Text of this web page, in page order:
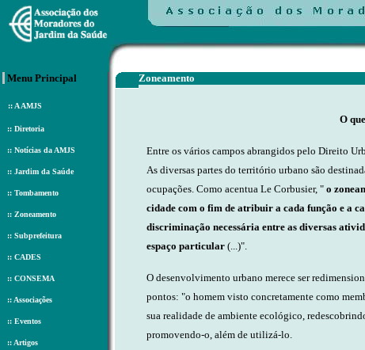
Menu Principal
:: A AMJS
:: Diretoria
:: Notícias da AMJS
:: Jardim da Saúde
:: Tombamento
:: Zoneamento
:: Subprefeitura
:: CADES
:: CONSEMA
:: Associações
:: Eventos
:: Artigos
Zoneamento
O
Entre os vários campos abrangidos pelo Direito
As diversas partes do território urbano são
ocupações. Como acentua Le Corbusier, " o
cidade com o fim de atribuir a cada função e a
discriminação necessária entre as diversas
espaço particular (...)".
O desenvolvimento urbano merece ser
pontos: "o homem visto concretamente como
sua realidade de ambiente ecológico,
promovendo-o, além de utilizá-lo.